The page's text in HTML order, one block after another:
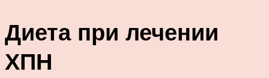
Диета при лечении
ХПН